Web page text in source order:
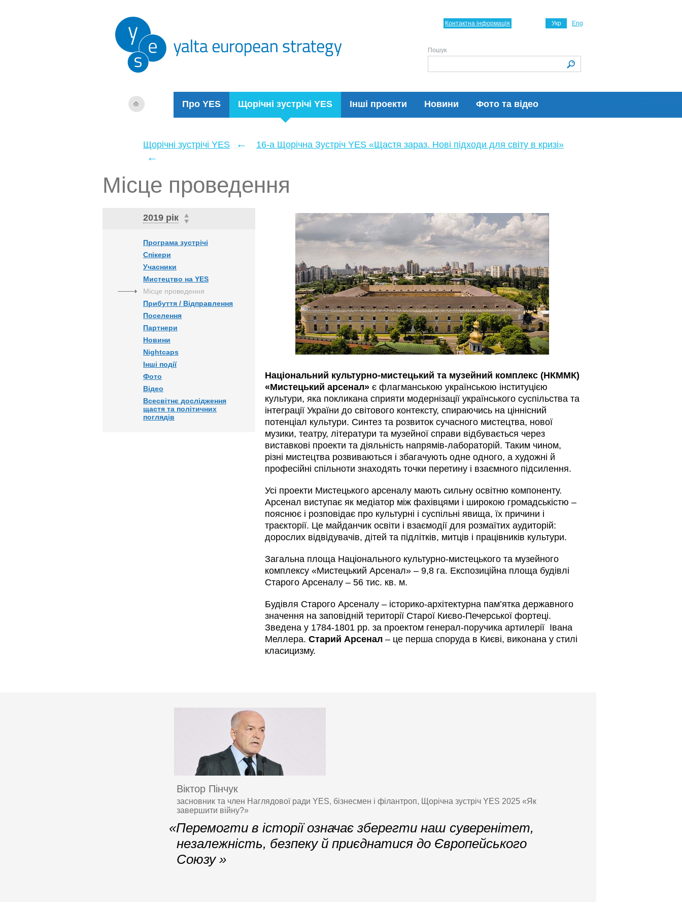
Про YES Щорічні зустрічі YES Інші проекти Новини Фото та відео
Укр Eng
Контактна інформація
Пошук
Щорічні зустрічі YES ← 16-а Щорічна Зустріч YES «Щастя зараз. Нові підходи для світу в кризі»
←
Місце проведення
2019 рік
Програма зустрічі
Спікери
Учасники
Мистецтво на YES
Місце проведення
Прибуття / Відправлення
Поселення
Партнери
Новини
Nightcaps
Інші події
Фото
Відео
Всесвітнє дослідження
щастя та політичних
поглядів
Національний культурно-мистецький та музейний комплекс (НКММК)
«Мистецький арсенал» є флагманською українською інституцією
культури, яка покликана сприяти модернізації українського суспільства та
інтеграції України до світового контексту, спираючись на ціннісний
потенціал культури. Синтез та розвиток сучасного мистецтва, нової
музики, театру, літератури та музейної справи відбувається через
виставкові проекти та діяльність напрямів-лабораторій. Таким чином,
різні мистецтва розвиваються і збагачують одне одного, а художні й
професійні спільноти знаходять точки перетину і взаємного підсилення.
Усі проекти Мистецького арсеналу мають сильну освітню компоненту.
Арсенал виступає як медіатор між фахівцями і широкою громадськістю –
пояснює і розповідає про культурні і суспільні явища, їх причини і
траєкторії. Це майданчик освіти і взаємодії для розмаїтих аудиторій:
дорослих відвідувачів, дітей та підлітків, митців і працівників культури.
Загальна площа Національного культурно-мистецького та музейного
комплексу «Мистецький Арсенал» – 9,8 га. Експозиційна площа будівлі
Старого Арсеналу – 56 тис. кв. м.
Будівля Старого Арсеналу – історико-архітектурна пам’ятка державного
значення на заповідній території Старої Києво-Печерської фортеці.
Зведена у 1784-1801 рр. за проектом генерал-поручика артилерії Івана
Меллера. Старий Арсенал – це перша споруда в Києві, виконана у стилі
класицизму.
Віктор Пінчук
засновник та член Наглядової ради YES, бізнесмен і філантроп, Щорічна зустріч YES 2025 «Як
завершити війну?»
«Перемогти в історії означає зберегти наш суверенітет,
незалежність, безпеку й приєднатися до Європейського
Союзу »